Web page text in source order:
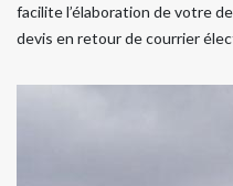
facilite l’élaboration de votre
devis en retour de courrier